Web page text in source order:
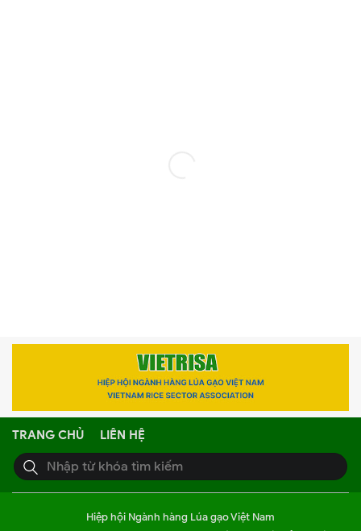
TRANG CHỦ LIÊN HỆ
Hiệp hội Ngành hàng Lúa gạo Việt Nam